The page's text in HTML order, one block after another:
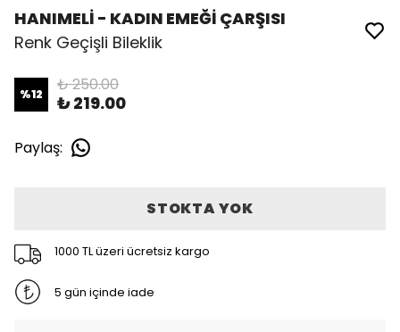
HANIMELİ - KADIN EMEĞİ ÇARŞISI
Renk Geçişli Bileklik
%12 ₺ 250.00
₺ 219.00
Paylaş:
STOKTA YOK
1000 TL üzeri ücretsiz kargo
5 gün içinde iade